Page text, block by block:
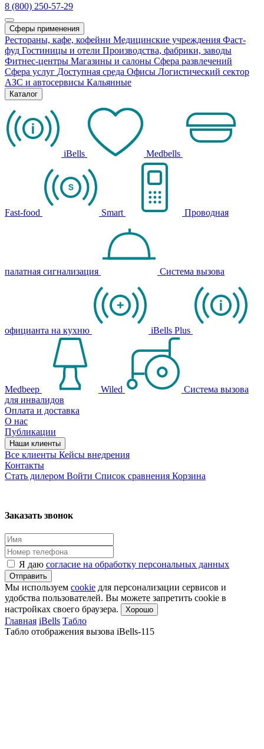
8 (800) 250-57-29
Сферы применения
Рестораны, кафе, кофейни Медицинские учреждения Фаст-
фуд Гостиницы и отели Производства, фабрики, заводы
Фитнес-центры Магазины и салоны Сфера развлечений
Сфера услуг Доступная среда Офисы Логистический сектор
АЗС и автосервисы Кальянные
Каталог
iBells Medbells
Fast-food Smart Проводная
палатная сигнализация Система вызова
официанта на кухню iBells Plus
Medbeep Wiled
Система вызова
для инвалидов
Оплата и доставка
О нас
Публикации
Наши клиенты
Все клиенты Кейсы внедрения
Контакты
Стать дилером Войти Список сравнения Корзина
Заказать звонок
Я даю согласие на обработку персональных данных
Отправить
Мы используем cookie для персонализации сервисов и
удобства пользователей. Вы можете запретить cookie в
настройках своего браузера.
Хорошо
Главная iBells Табло
Табло отображения вызова iBells-115